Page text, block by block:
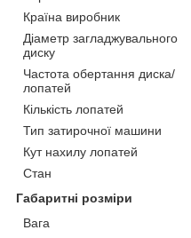
Країна виробник
Діаметр загладжувального
диску
Частота обертання диска/
лопатей
Кількість лопатей
Тип затирочної машини
Кут нахилу лопатей
Стан
Габаритні розміри
Вага